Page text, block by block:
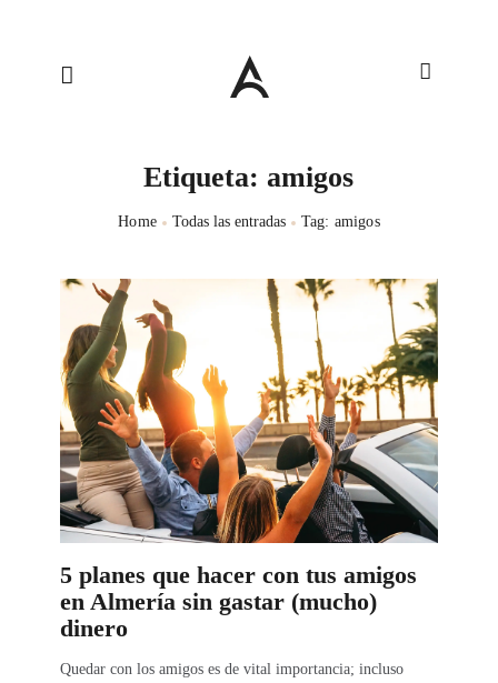
Etiqueta: amigos
Home Todas las entradas Tag: amigos
5 planes que hacer con tus amigos
en Almería sin gastar (mucho)
dinero
Quedar con los amigos es de vital importancia; incluso